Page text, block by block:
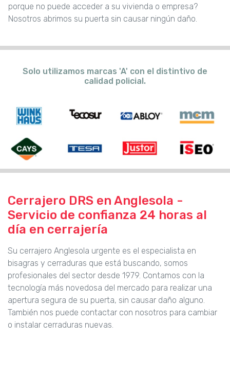
porque no puede acceder a su vivienda o empresa?
Nosotros abrimos su puerta sin causar ningún daño.
Solo utilizamos marcas 'A' con el distintivo de
calidad policial.
Cerrajero DRS en Anglesola -
Servicio de confianza 24 horas al
día en cerrajería
Su cerrajero Anglesola urgente es el especialista en
bisagras y cerraduras que está buscando, somos
profesionales del sector desde 1979. Contamos con la
tecnología más novedosa del mercado para realizar una
apertura segura de su puerta, sin causar daño alguno.
También nos puede contactar con nosotros para cambiar
o instalar cerraduras nuevas.